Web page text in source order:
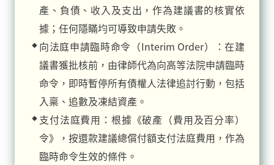
產、負債、收入及支出，作為建議書的核實依
據；任何隱瞞均可導致申請失敗。
向法庭申請臨時命令（Interim Order）：在建
議書獲批核前，由律師代為向高等法院申請臨時
命令，即時暫停所有債權人法律追討行動，包括
入稟、追數及凍結資產。
支付法庭費用：根據《破產（費用及百分率）
令》，按還款建議總償付額支付法庭費用，作為
臨時命令生效的條件。